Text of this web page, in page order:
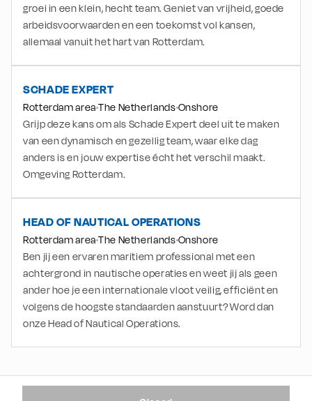
groei in een klein, hecht team. Geniet van vrijheid, goede
arbeidsvoorwaarden en een toekomst vol kansen,
allemaal vanuit het hart van Rotterdam.
SCHADE EXPERT
Rotterdam areaThe NetherlandsOnshore
Grijp deze kans om als Schade Expert deel uit te maken
van een dynamisch en gezellig team, waar elke dag
anders is en jouw expertise écht het verschil maakt.
Omgeving Rotterdam.
HEAD OF NAUTICAL OPERATIONS
Rotterdam areaThe NetherlandsOnshore
Ben jij een ervaren maritiem professional met een
achtergrond in nautische operaties en weet jij als geen
ander hoe je een internationale vloot veilig, efficiënt en
volgens de hoogste standaarden aanstuurt? Word dan
onze Head of Nautical Operations.